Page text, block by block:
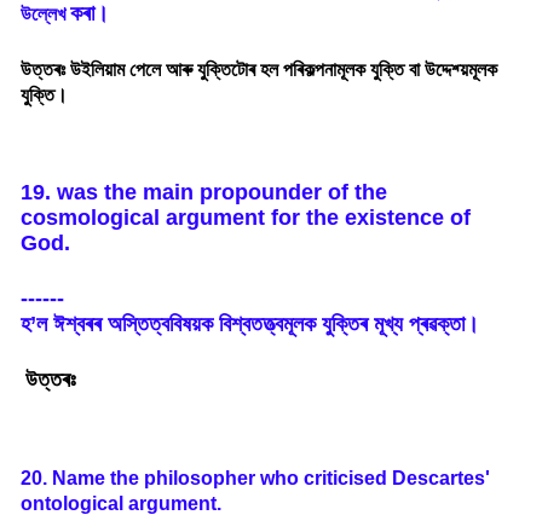
উল্লেখকৰা।
উত্তৰঃ উইলিয়াম পেলে আৰু যুক্তিটোৰ হল পৰিকল্পনামূলক যুক্তি বা উদ্দেশ্য়মূলক
যুক্তি।
19. was the main propounder of the
cosmological argument for the existence of
God.
------
হ’ল ঈশ্বৰৰ অস্তিত্ববিষয়ক বিশ্বতত্ত্বমূলক যুক্তিৰ মূখ্য প্ৰৱক্তা।
উত্তৰঃ
20. Name the philosopher who criticised Descartes'
ontological argument.